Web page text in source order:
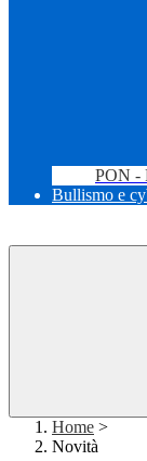
PON -
Bullismo e
Home >
Novità